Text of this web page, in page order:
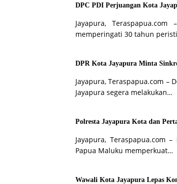
DPC PDI Perjuangan Kota
Jayapura,
memperingati 30 tahun
DPR Kota Jayapura Minta
Jayapura, Teraspapua.com –
Jayapura segera melakukan…
Polresta Jayapura Kota dan
Jayapura, Teraspapua.com
Papua Maluku memperkuat…
Wawali Kota Jayapura Lepas